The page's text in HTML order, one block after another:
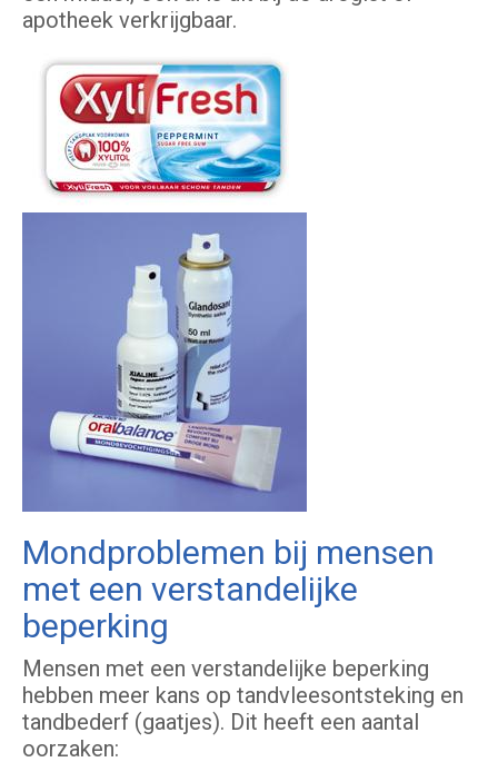
apotheek verkrijgbaar.
Mondproblemen bij mensen
met een verstandelijke
beperking
Mensen met een verstandelijke beperking
hebben meer kans op tandvleesontsteking en
tandbederf (gaatjes). Dit heeft een aantal
oorzaken: